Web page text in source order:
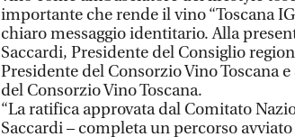
importante che rende il vino “Toscana
chiaro messaggio identitario. Alla
Saccardi, Presidente del Consiglio
Presidente del Consorzio Vino Toscana
del Consorzio Vino Toscana.
“La ratifica approvata dal Comitato
Saccardi – completa un percorso